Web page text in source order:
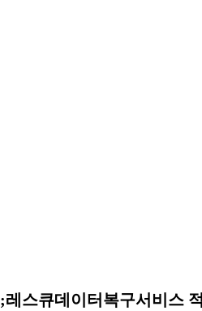
;레스큐데이터복구서비스